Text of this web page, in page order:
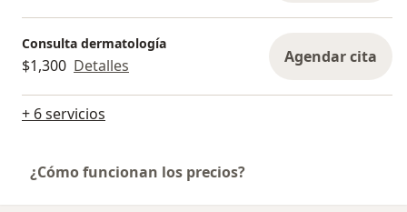
Consulta dermatología
$1,300 Detalles Agendar cita
+ 6 servicios
¿Cómo funcionan los precios?